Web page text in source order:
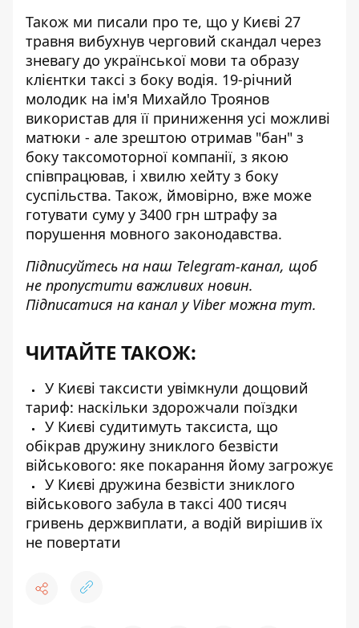
Також ми писали про те, що у Києві 27
травня вибухнув черговий скандал через
зневагу до української мови та образу
клієнтки таксі з боку водія. 19-річний
молодик на ім'я Михайло Троянов
використав для її приниження усі можливі
матюки - але зрештою отримав "бан" з
боку таксомоторної компанії, з якою
співпрацював, і хвилю хейту з боку
суспільства. Також, ймовірно, вже може
готувати суму у 3400 грн штрафу за
порушення мовного законодавства.
Підписуйтесь на наш Telegram-канал, щоб
не пропустити важливих новин.
Підписатися на канал у Viber можна тут.
ЧИТАЙТЕ ТАКОЖ:
У Києві таксисти увімкнули дощовий
тариф: наскільки здорожчали поїздки
У Києві судитимуть таксиста, що
обікрав дружину зниклого безвісти
військового: яке покарання йому загрожує
У Києві дружина безвісти зниклого
військового забула в таксі 400 тисяч
гривень держвиплати, а водій вирішив їх
не повертати